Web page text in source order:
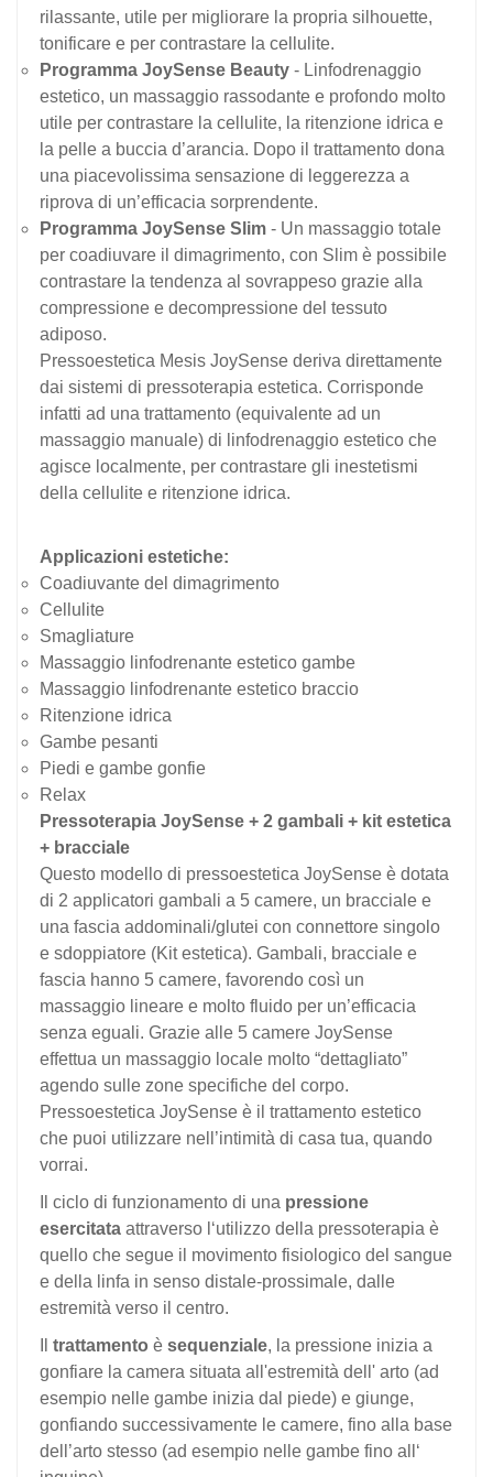
rilassante, utile per migliorare la propria silhouette,
tonificare e per contrastare la cellulite.
Programma JoySense Beauty - Linfodrenaggio
estetico, un massaggio rassodante e profondo molto
utile per contrastare la cellulite, la ritenzione idrica e
la pelle a buccia d’arancia. Dopo il trattamento dona
una piacevolissima sensazione di leggerezza a
riprova di un’efficacia sorprendente.
Programma JoySense Slim - Un massaggio totale
per coadiuvare il dimagrimento, con Slim è possibile
contrastare la tendenza al sovrappeso grazie alla
compressione e decompressione del tessuto
adiposo.
Pressoestetica Mesis JoySense deriva direttamente
dai sistemi di pressoterapia estetica. Corrisponde
infatti ad una trattamento (equivalente ad un
massaggio manuale) di linfodrenaggio estetico che
agisce localmente, per contrastare gli inestetismi
della cellulite e ritenzione idrica.
Applicazioni estetiche:
Coadiuvante del dimagrimento
Cellulite
Smagliature
Massaggio linfodrenante estetico gambe
Massaggio linfodrenante estetico braccio
Ritenzione idrica
Gambe pesanti
Piedi e gambe gonfie
Relax
Pressoterapia JoySense + 2 gambali + kit estetica
+ bracciale
Questo modello di pressoestetica JoySense è dotata
di 2 applicatori gambali a 5 camere, un bracciale e
una fascia addominali/glutei con connettore singolo
e sdoppiatore (Kit estetica). Gambali, bracciale e
fascia hanno 5 camere, favorendo così un
massaggio lineare e molto fluido per un’efficacia
senza eguali. Grazie alle 5 camere JoySense
effettua un massaggio locale molto “dettagliato”
agendo sulle zone specifiche del corpo.
Pressoestetica JoySense è il trattamento estetico
che puoi utilizzare nell’intimità di casa tua, quando
vorrai.
Il ciclo di funzionamento di una pressione
esercitata attraverso l‘utilizzo della pressoterapia è
quello che segue il movimento fisiologico del sangue
e della linfa in senso distale-prossimale, dalle
estremità verso il centro.
trattamento è sequenziale, la pressione inizia a
gonfiare la camera situata all'estremità dell' arto (ad
esempio nelle gambe inizia dal piede) e giunge,
gonfiando successivamente le camere, fino alla base
dell’arto stesso (ad esempio nelle gambe fino all‘